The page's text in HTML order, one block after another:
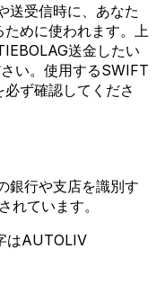
送受信時に、あなた
めに使われます。上
送金したい
い。使用するSWIFT
ず確認してくださ
銀行や支店を識別す
れています。
はAUTOLIV